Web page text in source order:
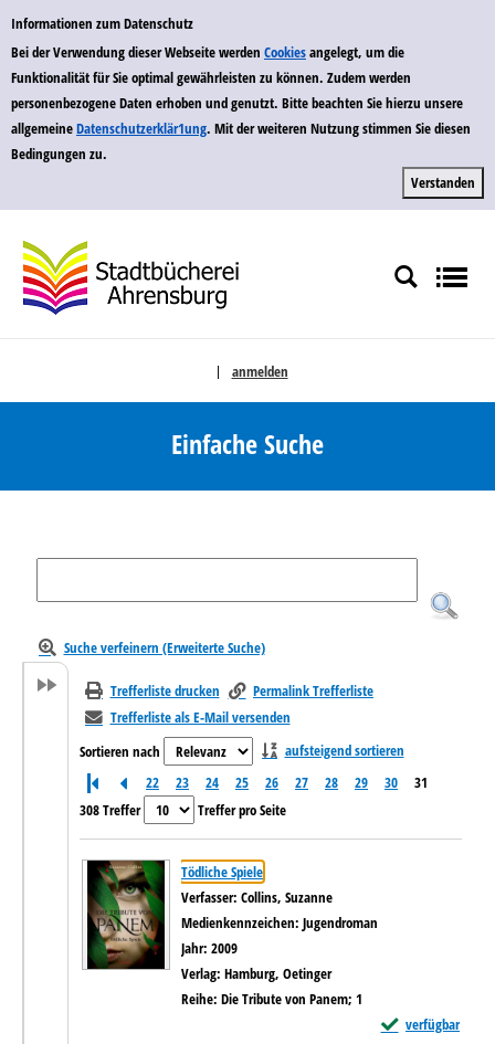
Einfache Suche
Informationen zum Datenschutz
Bei der Verwendung dieser Webseite werden Cookiesangelegt, um die
Funktionalität für Sie optimal gewährleisten zu können. Zudem werden
personenbezogene Daten erhoben und genutzt. Bitte beachten Sie hierzu unsere
allgemeineDatenschutzerklär1ung. Mit der weiteren Nutzung stimmen Sie diesen
Bedingungen zu.
anmelden
Einfache Suche
Suche verfeinern (Erweiterte Suche)
Trefferliste drucken
Permalink Trefferliste
Trefferliste als E-Mail versenden
Sortieren nach
aufsteigend sortieren
22
23 24 25 26 27 28 29 30
31
308 Treffer
Treffer pro Seite
Suchergebnis
Zu den Suchfiltern springen
Tödliche Spiele
Verfasser: Collins, Suzanne
Medienkennzeichen: Jugendroman
Jahr: 2009
Verlag: Hamburg, Oetinger
Reihe: Die Tribute von Panem; 1
verfügbar
Exemplar-Details